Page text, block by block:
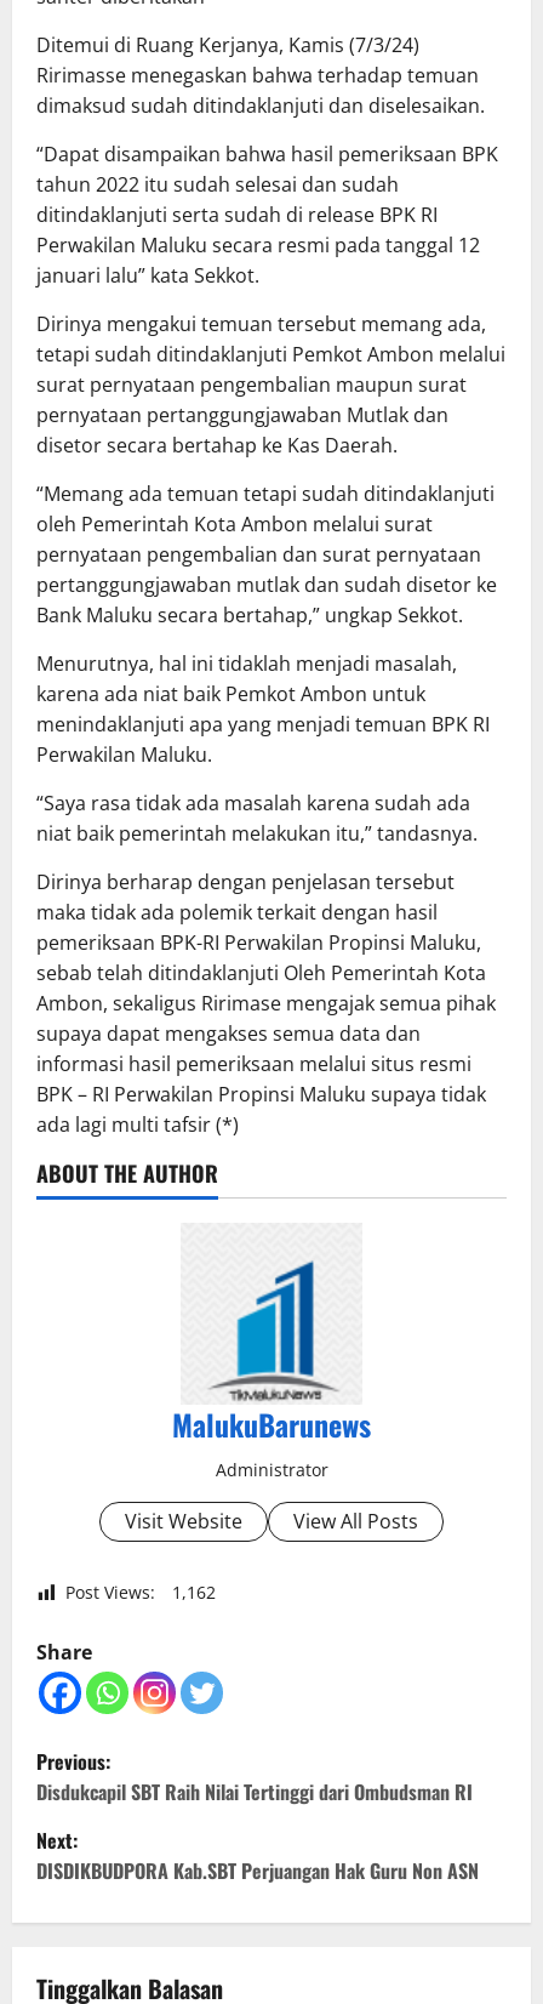
Ditemui di Ruang Kerjanya, Kamis (7/3/24)
Ririmasse menegaskan bahwa terhadap temuan
dimaksud sudah ditindaklanjuti dan diselesaikan.
“Dapat disampaikan bahwa hasil pemeriksaan BPK
tahun 2022 itu sudah selesai dan sudah
ditindaklanjuti serta sudah di release BPK RI
Perwakilan Maluku secara resmi pada tanggal 12
januari lalu” kata Sekkot.
Dirinya mengakui temuan tersebut memang ada,
tetapi sudah ditindaklanjuti Pemkot Ambon melalui
surat pernyataan pengembalian maupun surat
pernyataan pertanggungjawaban Mutlak dan
disetor secara bertahap ke Kas Daerah.
“Memang ada temuan tetapi sudah ditindaklanjuti
oleh Pemerintah Kota Ambon melalui surat
pernyataan pengembalian dan surat pernyataan
pertanggungjawaban mutlak dan sudah disetor ke
Bank Maluku secara bertahap,” ungkap Sekkot.
Menurutnya, hal ini tidaklah menjadi masalah,
karena ada niat baik Pemkot Ambon untuk
menindaklanjuti apa yang menjadi temuan BPK RI
Perwakilan Maluku.
“Saya rasa tidak ada masalah karena sudah ada
niat baik pemerintah melakukan itu,” tandasnya.
Dirinya berharap dengan penjelasan tersebut
maka tidak ada polemik terkait dengan hasil
pemeriksaan BPK-RI Perwakilan Propinsi Maluku,
sebab telah ditindaklanjuti Oleh Pemerintah Kota
Ambon, sekaligus Ririmase mengajak semua pihak
supaya dapat mengakses semua data dan
informasi hasil pemeriksaan melalui situs resmi
BPK – RI Perwakilan Propinsi Maluku supaya tidak
ada lagi multi tafsir (*)
ABOUT THE AUTHOR
MalukuBarunews
Administrator
Visit Website View All Posts
Post Views: 1,162
Share
P
o
s
Previous:
Disdukcapil SBT Raih Nilai Tertinggi dari Ombudsman RI
Next:
DISDIKBUDPORA Kab.SBT Perjuangan Hak Guru Non ASN
Tinggalkan Balasan